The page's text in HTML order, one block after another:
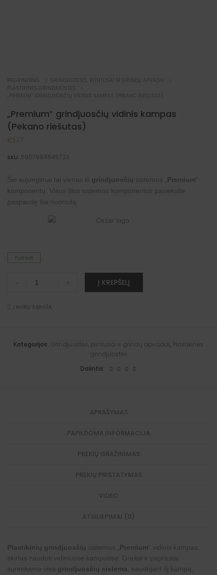
PAGRINDINIS
GRINDJUOSTĖS, PLINTUSAI IR GRINDŲ APVADAI
PLASTIKINĖS GRINDJUOSTĖS
„PREMIUM” GRINDJUOSČIŲ VIDINIS KAMPAS (PEKANO RIEŠUTAS)
„Premium” grindjuosčių vidinis kampas
(Pekano riešutas)
€1.17
SKU: 5907684645723
Šie sujungimai tai vienas iš grindjuosčių sistemos „ Premium “
komponentų. Visus šios sistemos komponentus pasieksite
paspaudę šia nuorodą
TURIME
grindjuosčių
(Pekano
- + Į KREPŠELĮ
v
Į NORŲ SĄRAŠĄ
Kategorijos: Grindjuostės, plintusai ir grindų apvadai, Plastikinės
grindjuostės
Dalintis:
APRAŠYMAS
PAPILDOMA INFORMACIJA
PREKIŲ GRAŽINIMAS
PREKIŲ PRISTATYMAS
VIDEO
ATSILIEPIMAI (0)
Plastikinių grindjuosčių sistemos „Premium ” vidinis kampas,
skirtas naudoti vidiniuose kampuose. Greitai ir paprastai
surenkama visa grindjuosčių sistema , naudojant šį kampą,